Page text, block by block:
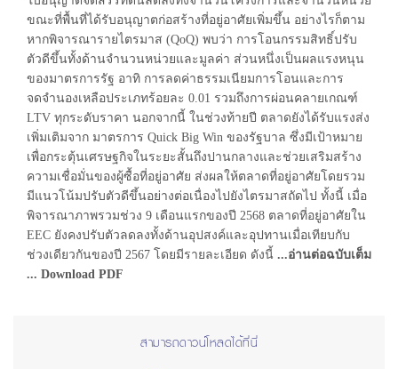
ขณะที่พื้นที่ได้รับอนุญาตก่อสร้างที่อยู่อาศัยเพิ่มขึ้น อย่างไรก็ตาม
หากพิจารณารายไตรมาส (QoQ) พบว่า การโอนกรรมสิทธิ์ปรับ
ตัวดีขึ้นทั้งด้านจำนวนหน่วยและมูลค่า ส่วนหนึ่งเป็นผลแรงหนุน
ของมาตรการรัฐ อาทิ การลดค่าธรรมเนียมการโอนและการ
จดจำนองเหลือประเภทร้อยละ 0.01 รวมถึงการผ่อนคลายเกณฑ์
LTV ทุกระดับราคา นอกจากนี้ ในช่วงท้ายปี ตลาดยังได้รับแรงส่ง
เพิ่มเติมจาก มาตรการ Quick Big Win ของรัฐบาล ซึ่งมีเป้าหมาย
เพื่อกระตุ้นเศรษฐกิจในระยะสั้นถึงปานกลางและช่วยเสริมสร้าง
ความเชื่อมั่นของผู้ซื้อที่อยู่อาศัย ส่งผลให้ตลาดที่อยู่อาศัยโดยรวม
มีแนวโน้มปรับตัวดีขึ้นอย่างต่อเนื่องไปยังไตรมาสถัดไป ทั้งนี้ เมื่อ
พิจารณาภาพรวมช่วง 9 เดือนแรกของปี 2568 ตลาดที่อยู่อาศัยใน
EEC ยังคงปรับตัวลดลงทั้งด้านอุปสงค์และอุปทานเมื่อเทียบกับ
ช่วงเดียวกันของปี 2567 โดยมีรายละเอียด ดังนี้ ...อ่านต่อฉบับเต็ม
... Download PDF
สามารถดาวน์โหลดได้ที่นี่